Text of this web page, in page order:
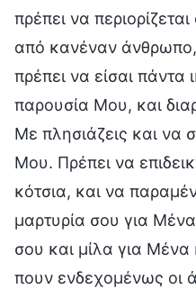
πρέπει να
από κανέναν
πρέπει να είσαι πάντα
παρουσία Μου, και
Με πλησιάζεις και να
Μου. Πρέπει να
κότσια, και να
μαρτυρία σου για
σου και μίλα για Μένα
πουν ενδεχομένως οι